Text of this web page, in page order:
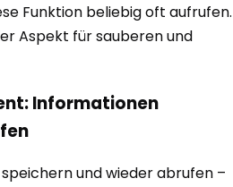
Funktion beliebig oft aufrufen.
Aspekt für sauberen und
Informationen
und wieder abrufen –